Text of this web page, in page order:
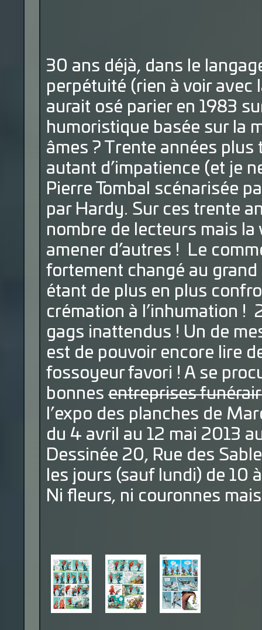
30 ans déjà, dans le
perpétuité (rien à voir avec
aurait osé parier en 1983
humoristique basée sur la
âmes ? Trente années
autant d’impatience (et je
Pierre Tombal scénarisée
par Hardy. Sur ces trente
nombre de lecteurs mais
amener d’autres ! Le
fortement changé au
étant de plus en plus
crémation à l’inhumation !
gags inattendus ! Un de
est de pouvoir encore lire
fossoyeur favori ! A se
bonnes entreprises
l’expo des planches de
du 4 avril au 12 mai 2013
Dessinée 20, Rue des
les jours (sauf lundi) de 10
Ni fleurs, ni couronnes